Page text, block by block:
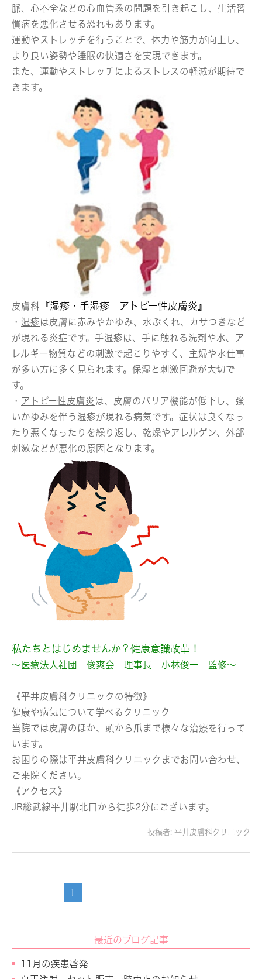
脈、心不全などの心血管系の問題を引き起こし、生活習
慣病を悪化させる恐れもあります。
運動やストレッチを行うことで、体力や筋力が向上し、
より良い姿勢や睡眠の快適さを実現できます。
また、運動やストレッチによるストレスの軽減が期待で
きます。
皮膚科 『湿疹・手湿疹 アトピー性皮膚炎』
・ 湿疹は皮膚に赤みやかゆみ、水ぶくれ、カサつきなど
が現れる炎症です。 手湿疹は、手に触れる洗剤や水、ア
レルギー物質などの刺激で起こりやすく、主婦や水仕事
が多い方に多く見られます。保湿と刺激回避が大切で
す。
・ アトピー性皮膚炎 は、皮膚のバリア機能が低下し、強
いかゆみを伴う湿疹が現れる病気です。症状は良くなっ
たり悪くなったりを繰り返し、乾燥やアレルゲン、外部
刺激などが悪化の原因となります。
私たちとはじめませんか？健康意識改革！
～医療法人社団 俊爽会 理事長 小林俊一 監修～
《平井皮膚科クリニックの特徴》
健康や病気について学べるクリニック
当院では皮膚のほか、頭から爪まで様々な治療を行って
います。
お困りの際は平井皮膚科クリニックまでお問い合わせ、
ご来院ください。
《アクセス》
JR総武線平井駅北口から徒歩2分にございます。
投稿者: 平井皮膚科クリニック
1
最近のブログ記事
11月の疾患啓発